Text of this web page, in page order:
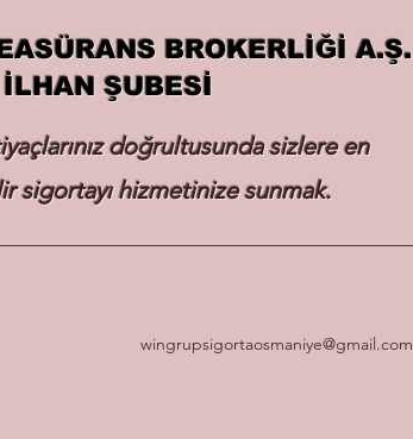
BROKERLİĞİ A.Ş.
ŞUBESİ
doğrultusunda sizlere en
sigortayı hizmetinize sunmak.
wingrupsigortaosmaniye@gmail.com